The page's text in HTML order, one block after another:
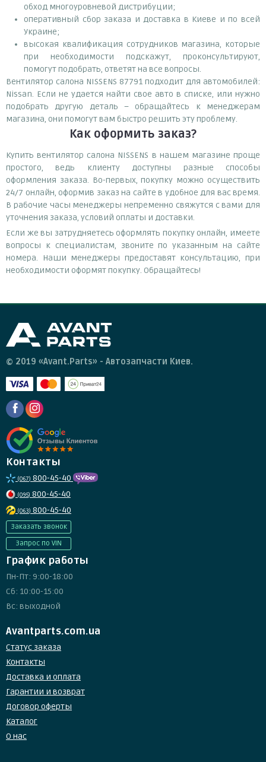
обход многоуровневой дистрибуции;
оперативный сбор заказа и доставка в Киеве и по всей
Украине;
высокая квалификация сотрудников магазина, которые
при необходимости подскажут, проконсультируют,
помогут подобрать, ответят на все вопросы.
Вентилятор салона NISSENS 87791 подходит для автомобилей:
Nissan. Если не удается найти свое авто в списке, или нужно
подобрать другую деталь – обращайтесь к менеджерам
магазина, они помогут вам быстро решить эту проблему.
Как оформить заказ?
Купить вентилятор салона NISSENS в нашем магазине проще
простого, ведь клиенту доступны разные способы
оформления заказа. Во-первых, покупку можно осуществить
24/7 онлайн, оформив заказ на сайте в удобное для вас время.
В рабочие часы менеджеры непременно свяжутся с вами для
уточнения заказа, условий оплаты и доставки.
Если же вы затрудняетесь оформлять покупку онлайн, имеете
вопросы к специалистам, звоните по указанным на сайте
номера. Наши менеджеры предоставят консультацию, при
необходимости оформят покупку. Обращайтесь!
© 2019 «Avant.Parts» - Автозапчасти Киев.
Контакты
(067) 800-45-40
(095) 800-45-40
(063) 800-45-40
Заказать звонок
Запрос по VIN
График работы
Пн-Пт: 9:00-18:00
Сб: 10:00-15:00
Вс: выходной
Avantparts.com.ua
Статус заказа
Контакты
Доставка и оплата
Гарантии и возврат
Договор оферты
Каталог
О нас